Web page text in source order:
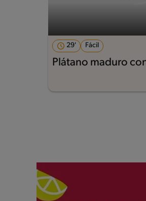
29' Fácil
Plátano maduro